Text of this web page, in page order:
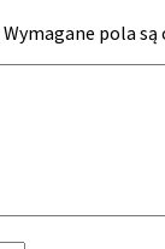
Wymagane pola są